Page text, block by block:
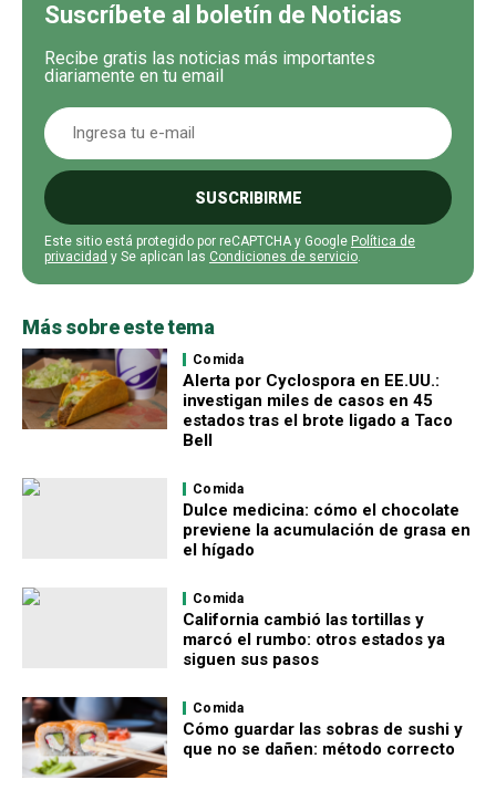
Suscríbete al boletín de Noticias
Recibe gratis las noticias más importantes
diariamente en tu email
SUSCRIBIRME
Este sitio está protegido por reCAPTCHA y Google Política de
privacidad y Se aplican las Condiciones de servicio.
Más sobre este tema
Comida
Alerta por Cyclospora en EE.UU.:
investigan miles de casos en 45
estados tras el brote ligado a Taco
Bell
Comida
Dulce medicina: cómo el chocolate
previene la acumulación de grasa en
el hígado
Comida
California cambió las tortillas y
marcó el rumbo: otros estados ya
siguen sus pasos
Comida
Cómo guardar las sobras de sushi y
que no se dañen: método correcto